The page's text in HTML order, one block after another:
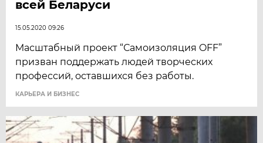
всей Беларуси
15.05.2020 09:26
Масштабный проект “Самоизоляция OFF”
призван поддержать людей творческих
профессий, оставшихся без работы.
КАРЬЕРА И БИЗНЕС